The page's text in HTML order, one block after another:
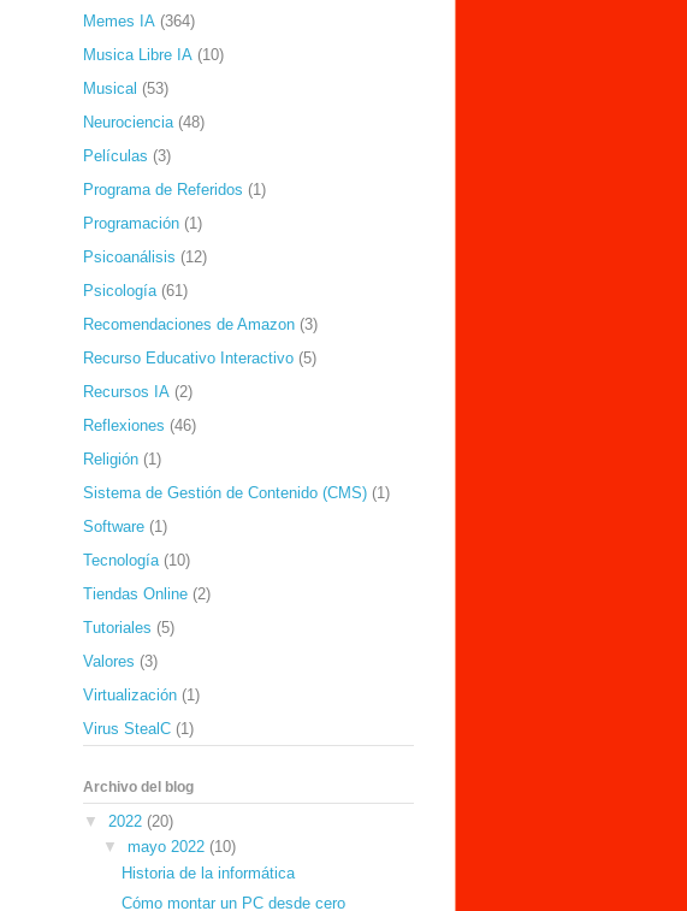
Memes IA (364)
Musica Libre IA (10)
Musical (53)
Neurociencia (48)
Películas (3)
Programa de Referidos (1)
Programación (1)
Psicoanálisis (12)
Psicología (61)
Recomendaciones de Amazon (3)
Recurso Educativo Interactivo (5)
Recursos IA (2)
Reflexiones (46)
Religión (1)
Sistema de Gestión de Contenido (CMS) (1)
Software (1)
Tecnología (10)
Tiendas Online (2)
Tutoriales (5)
Valores (3)
Virtualización (1)
Virus StealC (1)
Archivo del blog
▼ 2022 (20)
▼ mayo 2022 (10)
Historia de la informática
Cómo montar un PC desde cero